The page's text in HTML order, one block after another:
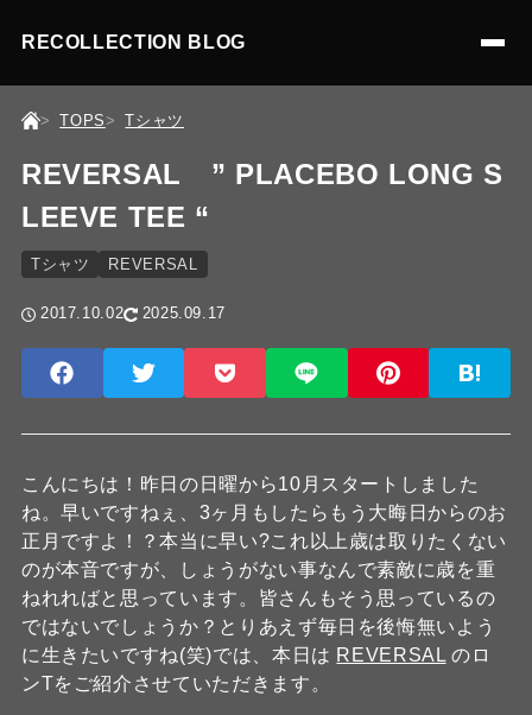
RECOLLECTION BLOG
TOPS Tシャツ
REVERSAL ” PLACEBO LONG S
LEEVE TEE “
Tシャツ REVERSAL
2017.10.02 2025.09.17
こんにちは！昨日の日曜から10月スタートしました
ね。早いですねぇ、3ヶ月もしたらもう大晦日からのお
正月ですよ！？本当に早い?これ以上歳は取りたくない
のが本音ですが、しょうがない事なんで素敵に歳を重
ねれればと思っています。皆さんもそう思っているの
ではないでしょうか？とりあえず毎日を後悔無いよう
に生きたいですね(笑)では、本日は REVERSAL のロ
ンTをご紹介させていただきます。